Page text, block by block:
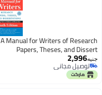
A Manual for Writers of Research
Papers, Theses, and Dissert
جنيه2,996
توصيل مجاني
توصيل مجاني